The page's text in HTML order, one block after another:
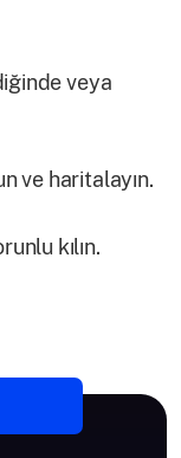
veya
ve haritalayın.
kılın.